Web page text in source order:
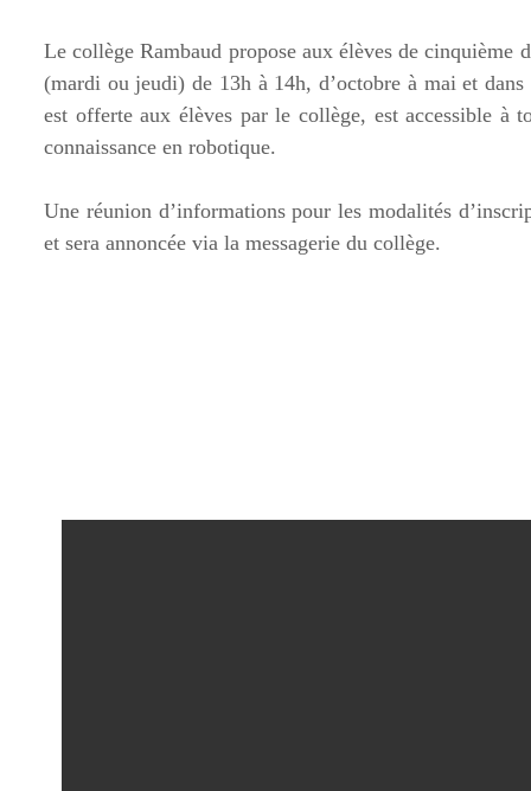
Le collège Rambaud propose aux élèves de cinquième
(mardi ou jeudi) de 13h à 14h, d’octobre à mai et
est offerte aux élèves par le collège, est accessible à
connaissance en robotique.
Une réunion d’informations pour les modalités
et sera annoncée via la messagerie du collège.